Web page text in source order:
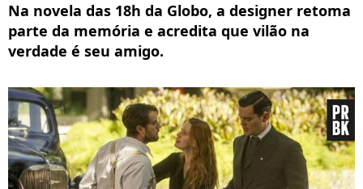
Na novela das 18h da Globo, a designer retoma
parte da memória e acredita que vilão na
verdade é seu amigo.